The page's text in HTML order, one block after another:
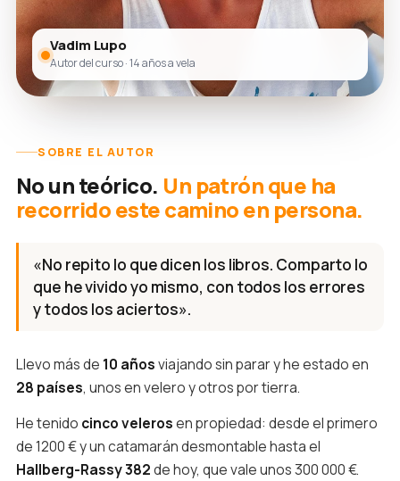
Vadim Lupo
Autor del curso · 14 años a vela
SOBRE EL AUTOR
No un teórico. Un patrón que ha
recorrido este camino en persona.
«No repito lo que dicen los libros. Comparto lo
que he vivido yo mismo, con todos los errores
y todos los aciertos».
Llevo más de 10 añosviajando sin parar y he estado en
28 países, unos en velero y otros por tierra.
He tenido cinco velerosen propiedad: desde el primero
de 1200 € y un catamarán desmontable hasta el
Hallberg-Rassy 382de hoy, que vale unos 300 000 €.